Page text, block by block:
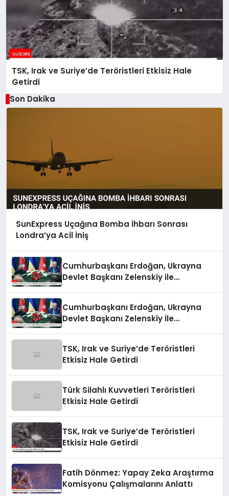
TSK, Irak ve Suriye’de Teröristleri Etkisiz Hale
Getirdi
Son Dakika
SunExpress Uçağına Bomba İhbarı Sonrası
Londra’ya Acil İniş
Cumhurbaşkanı Erdoğan, Ukrayna
Devlet Başkanı Zelenskiy ile
Cumhurbaşkanı Erdoğan, Ukrayna
Devlet Başkanı Zelenskiy İle
TSK, Irak ve Suriye’de Teröristleri
Etkisiz Hale Getirdi
Türk Silahlı Kuvvetleri Teröristleri
Etkisiz Hale Getirdi
TSK, Irak ve Suriye’de Teröristleri
Etkisiz Hale Getirdi
Fatih Dönmez: Yapay Zeka Araştırma
Komisyonu Çalışmalarını Anlattı